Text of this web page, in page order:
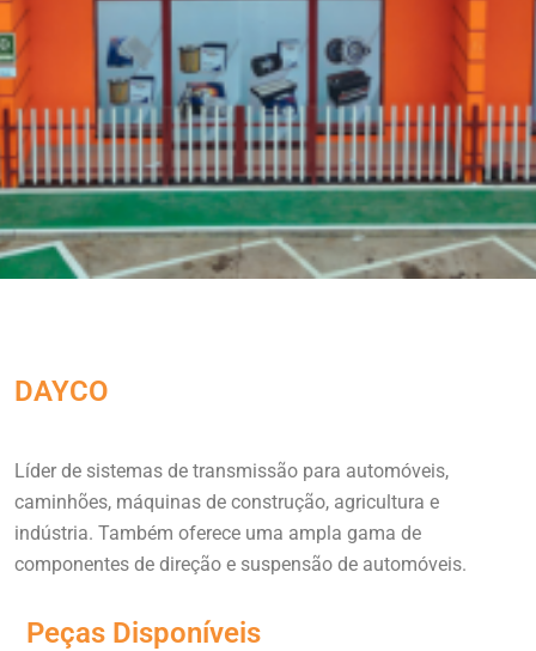
DAYCO
Líder de sistemas de transmissão para automóveis,
caminhões, máquinas de construção, agricultura e
indústria. Também oferece uma ampla gama de
componentes de direção e suspensão de automóveis.
Peças Disponíveis